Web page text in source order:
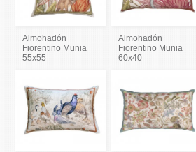
Almohadón
Fiorentino Munia
55x55
Almohadón
Fiorentino Munia
60x40